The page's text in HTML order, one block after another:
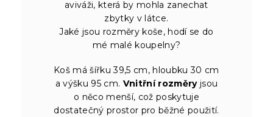
aviváži, která by mohla zanechat
zbytky v látce.
Jaké jsou rozměry koše, hodí se do
mé malé koupelny?
Koš má šířku 39,5 cm, hloubku 30 cm
a výšku 95 cm. Vnitřní rozměryjsou
o něco menší, což poskytuje
dostatečný prostor pro běžné použití.